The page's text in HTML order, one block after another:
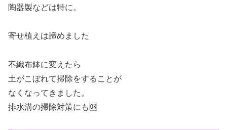
陶器製などは特に。
寄せ植えは諦めました
不織布鉢に変えたら
土がこぼれて掃除をすることが
なくなってきました。
排水溝の掃除対策にも🆗